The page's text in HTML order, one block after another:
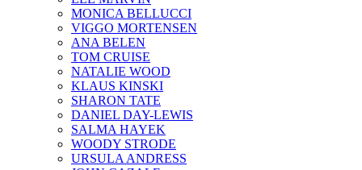
MONICA BELLUCCI
VIGGO MORTENSEN
ANA BELEN
TOM CRUISE
NATALIE WOOD
KLAUS KINSKI
SHARON TATE
DANIEL DAY-LEWIS
SALMA HAYEK
WOODY STRODE
URSULA ANDRESS